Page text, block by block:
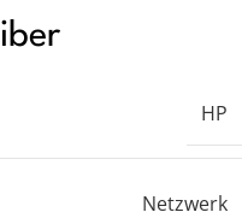
HP
Netzwerk